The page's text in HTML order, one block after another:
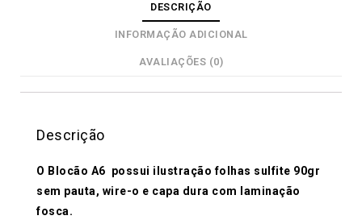
DESCRIÇÃO
INFORMAÇÃO ADICIONAL
AVALIAÇÕES (0)
Descrição
O Blocão A6 possui ilustração folhas sulfite 90gr
sem pauta, wire-o e capa dura com laminação
fosca.